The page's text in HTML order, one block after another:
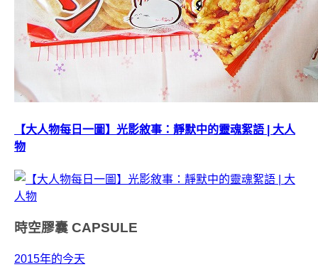
【大人物每日一圖】光影敘事：靜默中的靈魂絮語 | 大人
物
時空膠囊 CAPSULE
2015年的今天